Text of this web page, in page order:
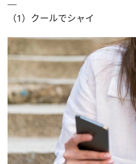
（1）クールでシャイ